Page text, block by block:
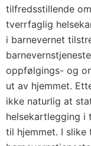
tilfredsstillende
tverrfaglig
i barnevernet
oppfølgings- og
ut av hjemmet.
ikke naturlig at
helsekartlegging i
til hjemmet. I slike